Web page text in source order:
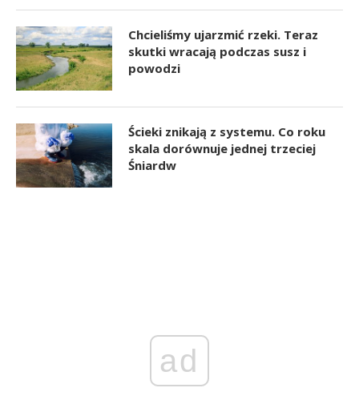
Chcieliśmy ujarzmić rzeki. Teraz
skutki wracają podczas susz i
powodzi
Ścieki znikają z systemu. Co roku
skala dorównuje jednej trzeciej
Śniardw
ad